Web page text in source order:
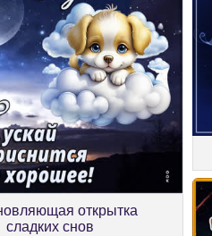
открытка
сладких снов